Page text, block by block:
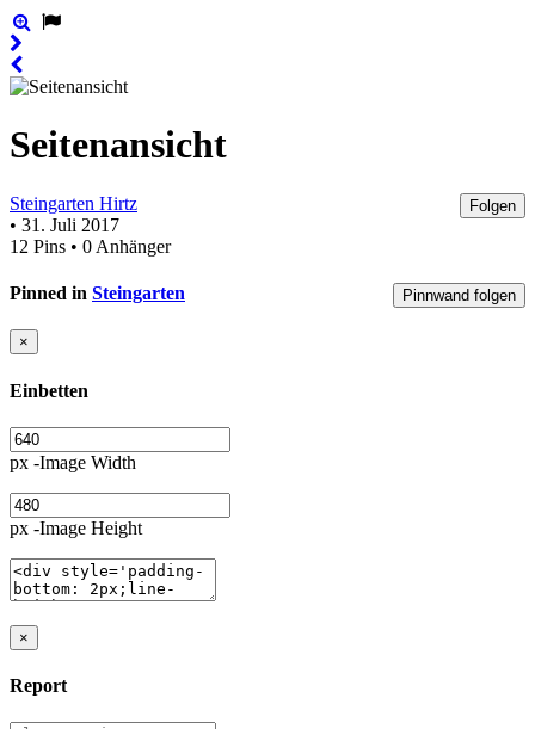
Seitenansicht
Folgen
Steingarten Hirtz
• 31. Juli 2017
12 Pins • 0 Anhänger
Pinnwand folgen
Pinned in Steingarten
×
Einbetten
px -Image Width
px -Image Height
×
Report